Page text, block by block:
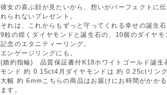
彼女の喜ぶ顔が見たいから、想いがパーフェクトに
れられないプレゼント。
それは、これからもずっと守ってくれる幸せの誕生石
9粒の煌くダイヤモンドと誕生石の、10個のダイヤ
記念のエタニティーリング。
エンゲージリングにも。
(婚約指輪) 品質保証書付K18ホワイトゴールド誕
モンド 約 0.15ct4月ダイヤモンドは 約 0.25ctリン
大幅 約 6mmこちらの商品はお届けにお時間がかか
ます。